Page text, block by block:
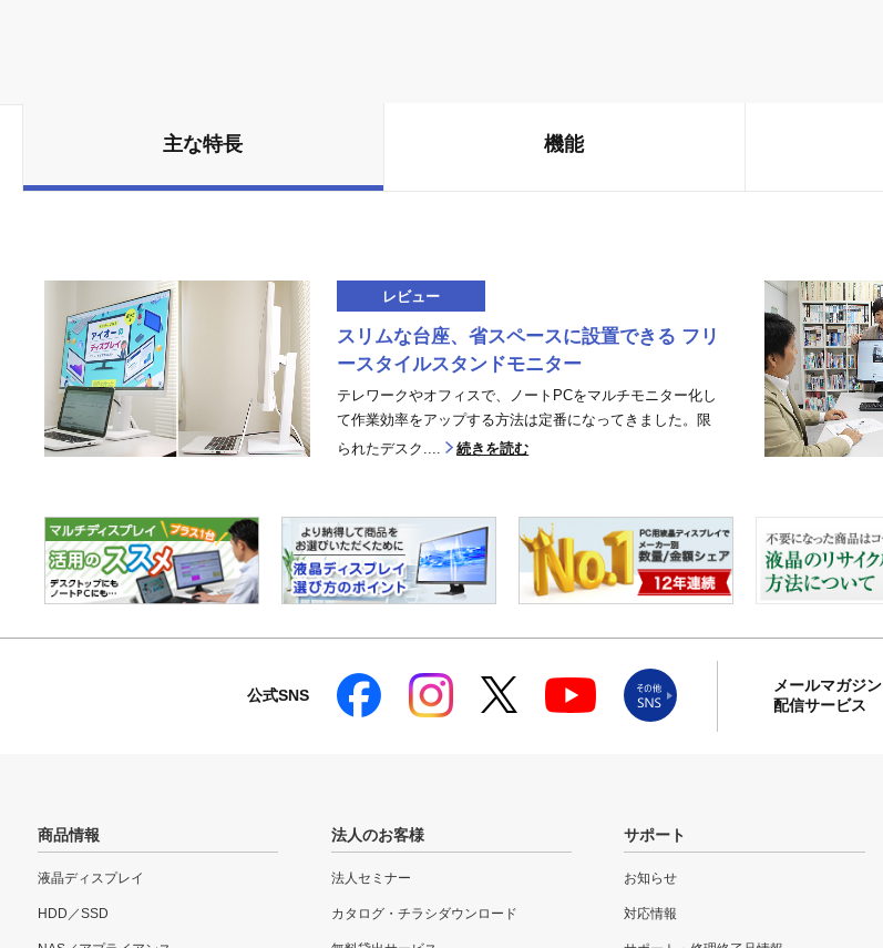
主な特長 機能
レビュー
スリムな台座、省スペースに設置できる フリ
ースタイルスタンドモニター
テレワークやオフィスで、ノートPCをマルチモニター化し
て作業効率をアップする方法は定番になってきました。限
られたデスク....
続きを読む
公式SNS
メールマガジン
配信サービス
商品情報
液晶ディスプレイ
HDD／SSD
法人のお客様
法人セミナー
カタログ・チラシダウンロード
サポート
お知らせ
対応情報